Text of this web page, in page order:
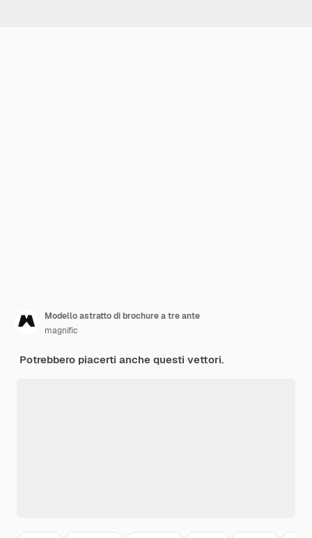
Modello astratto di brochure a tre ante
magnific
Potrebbero piacerti anche questi vettori.